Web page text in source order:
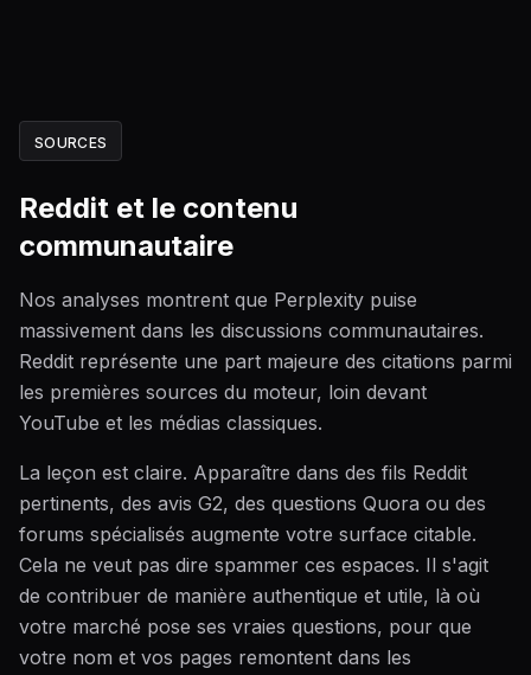
SOURCES
Reddit et le contenu
communautaire
Nos analyses montrent que Perplexity puise
massivement dans les discussions communautaires.
Reddit représente une part majeure des citations parmi
les premières sources du moteur, loin devant
YouTube et les médias classiques.
La leçon est claire. Apparaître dans des fils Reddit
pertinents, des avis G2, des questions Quora ou des
forums spécialisés augmente votre surface citable.
Cela ne veut pas dire spammer ces espaces. Il s'agit
de contribuer de manière authentique et utile, là où
votre marché pose ses vraies questions, pour que
votre nom et vos pages remontent dans les